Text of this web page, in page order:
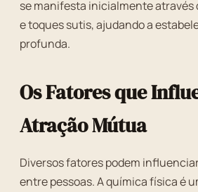
se manifesta inicialmente através
e toques sutis, ajudando a
profunda.
Os Fatores que
Atração Mútua
Diversos fatores podem
entre pessoas. A química física é